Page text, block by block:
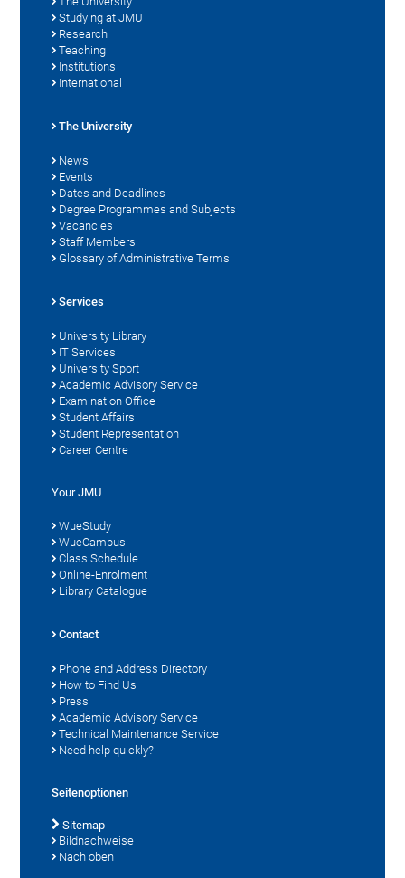
Studying at JMU
Research
Teaching
Institutions
International
The University
News
Events
Dates and Deadlines
Degree Programmes and Subjects
Vacancies
Staff Members
Glossary of Administrative Terms
Services
University Library
IT Services
University Sport
Academic Advisory Service
Examination Office
Student Affairs
Student Representation
Career Centre
Your JMU
WueStudy
WueCampus
Class Schedule
Online-Enrolment
Library Catalogue
Contact
Phone and Address Directory
How to Find Us
Press
Academic Advisory Service
Technical Maintenance Service
Need help quickly?
Seitenoptionen
Sitemap
Bildnachweise
Nach oben